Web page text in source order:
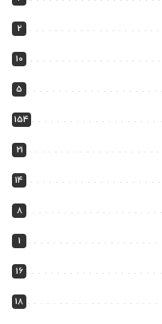
2
10
5
154
21
14
8
1
16
18